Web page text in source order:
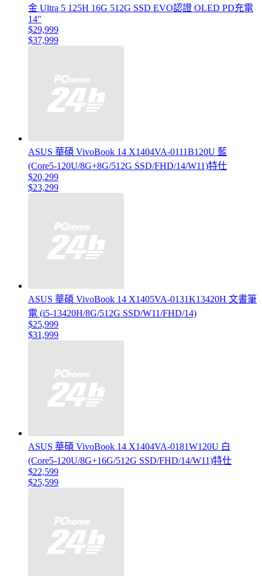
金 Ultra 5 125H 16G 512G SSD EVO認證 OLED PD充電
14"
$29,999
$37,999
ASUS 華碩 VivoBook 14 X1404VA-0111B120U 藍
(Core5-120U/8G+8G/512G SSD/FHD/14/W11)特仕
$20,299
$23,299
ASUS 華碩 VivoBook 14 X1405VA-0131K13420H 文書筆
電 (i5-13420H/8G/512G SSD/W11/FHD/14)
$25,999
$31,999
ASUS 華碩 VivoBook 14 X1404VA-0181W120U 白
(Core5-120U/8G+16G/512G SSD/FHD/14/W11)特仕
$22,599
$25,599